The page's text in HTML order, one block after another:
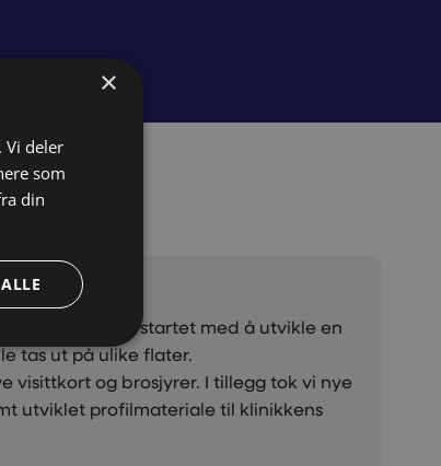
og leddklinikk startet med å utvikle en
tas ut på ulike flater.
visittkort og brosjyrer. I tillegg tok vi nye
utviklet profilmateriale til klinikkens
×
Vi deler
som
din